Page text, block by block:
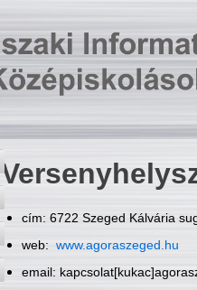
cím: 6722 Szeged Kálvária
web: www.agoraszeged.hu
email: